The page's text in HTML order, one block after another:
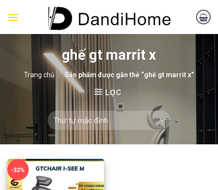
ghế gt marrit x
Trang chủ / Sản phẩm được gắn thẻ “ghế gt marrit x”
LỌC
-32%